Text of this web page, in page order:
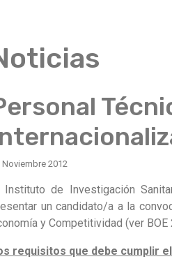
Noviembre 2012
Instituto de Investigación
un candidato/a a la
y Competitividad (ver
requisitos que debe cumplir